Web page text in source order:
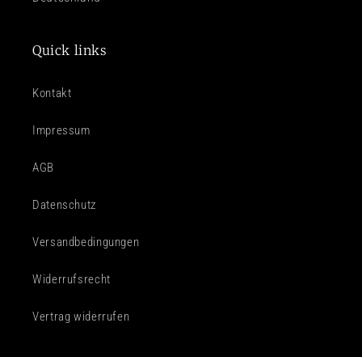
Quick links
Kontakt
Impressum
AGB
Datenschutz
Versandbedingungen
Widerrufsrecht
Vertrag widerrufen